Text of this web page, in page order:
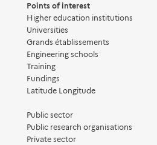
Points of interest
Higher education institutions
Universities
Grands établissements
Engineering schools
Training
Fundings
Latitude Longitude
Public sector
Public research organisations
Private sector